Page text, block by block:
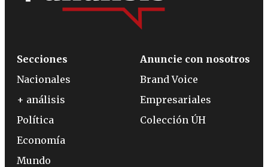
Secciones
Nacionales
+ análisis
Política
Economía
Mundo
Anuncie con nosotros
Brand Voice
Empresariales
Colección ÚH